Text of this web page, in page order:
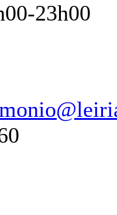
23h00